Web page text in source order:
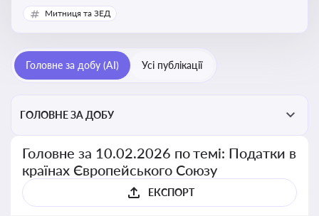
країн ЄС. Моніторинг кейсів, що впливають на бізнес-
процеси та фінансову звітність
Митниця та ЗЕД
Головне за добу (AI) Усі публікації
ГОЛОВНЕ ЗА ДОБУ
Головне за 10.02.2026 по темі: Податки в
країнах Європейського Союзу
ЕКСПОРТ